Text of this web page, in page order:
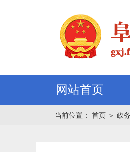
网站首页
当前位置： 首页 ＞ 政